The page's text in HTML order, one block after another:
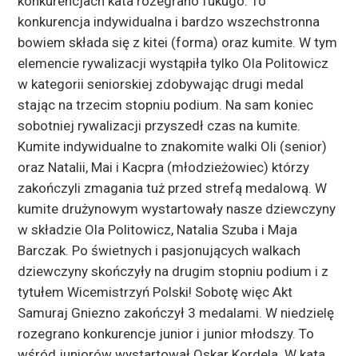
konkurencja indywidualna i bardzo wszechstronna
bowiem składa się z kitei (forma) oraz kumite. W tym
elemencie rywalizacji wystąpiła tylko Ola Politowicz
w kategorii seniorskiej zdobywając drugi medal
stając na trzecim stopniu podium. Na sam koniec
sobotniej rywalizacji przyszedł czas na kumite.
Kumite indywidualne to znakomite walki Oli (senior)
oraz Natalii, Mai i Kacpra (młodzieżowiec) którzy
zakończyli zmagania tuż przed strefą medalową. W
kumite drużynowym wystartowały nasze dziewczyny
w składzie Ola Politowicz, Natalia Szuba i Maja
Barczak. Po świetnych i pasjonujących walkach
dziewczyny skończyły na drugim stopniu podium i z
tytułem Wicemistrzyń Polski! Sobotę więc Akt
Samuraj Gniezno zakończył 3 medalami. W niedzielę
rozegrano konkurencje junior i junior młodszy. To